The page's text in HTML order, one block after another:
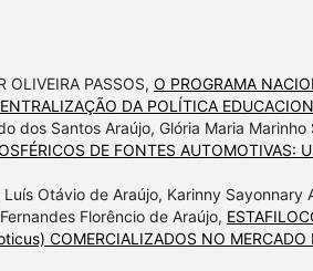
OLIVEIRA PASSOS, O PROGRAMA
DA POLÍTICA
dos Santos Araújo, Glória Maria Marinho
DE FONTES AUTOMOTIVAS:
Otávio de Araújo, Karinny Sayonnary
Florêncio de Araújo,
COMERCIALIZADOS NO MERCADO